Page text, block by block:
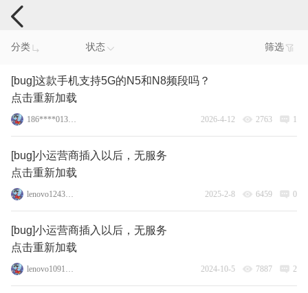
手机反馈
分类 状态 筛选
[bug]这款手机支持5G的N5和N8频段吗？
点击重新加载
186****0132_60 2026-4-12 2763 1
[bug]小运营商插入以后，无服务
点击重新加载
lenovo124346155 2025-2-8 6459 0
[bug]小运营商插入以后，无服务
点击重新加载
lenovo109156355 2024-10-5 7887 2